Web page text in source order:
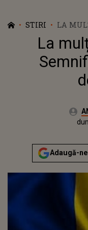
STIRI
LA
ZILEI
La
marți, 1 decembrie 2020
Adaugă-